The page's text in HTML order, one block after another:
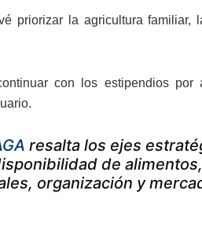
priorizar la agricultura familiar,
con los estipendios por
resalta los ejes
de
organización y